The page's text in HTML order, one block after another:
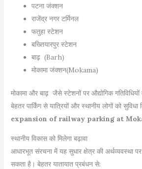
पटना जंक्शन
राजेंद्र नगर टर्मिनल
फतुहा स्टेशन
बख्तियारपुर स्टेशन
बाढ़ (Barh)
मोकामा जंक्शन(Mokama)
मोकामा और बाढ़ जैसे स्टेशनों पर औद्योगिक गतिविधियों
बेहतर पार्किंग से यात्रियों और स्थानीय लोगों को सुविधा
expansion of railway parking at
स्थानीय विकास को मिलेगा बढ़ावा
आधारभूत संरचना में यह सुधार क्षेत्र की अर्थव्यवस्था
सकता है। बेहतर यातायात प्रबंधन से: